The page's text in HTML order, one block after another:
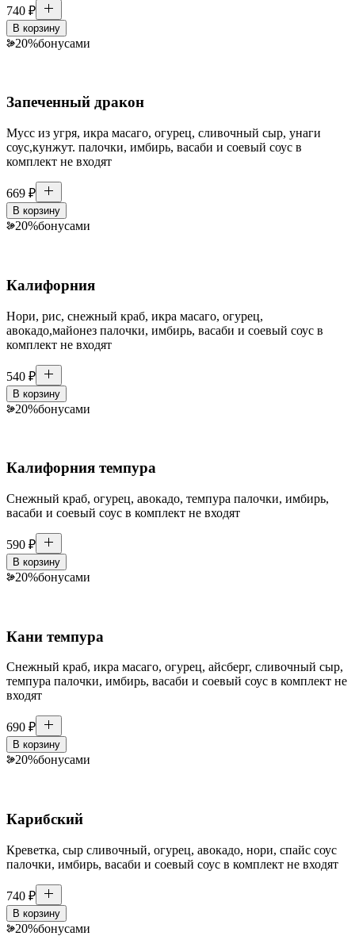
740 ₽
В корзину
20%бонусами
Запеченный дракон
Мусс из угря, икра масаго, огурец, сливочный сыр, унаги
соус,кунжут. палочки, имбирь, васаби и соевый соус в
комплект не входят
669 ₽
В корзину
20%бонусами
Калифорния
Нори, рис, снежный краб, икра масаго, огурец,
авокадо,майонез палочки, имбирь, васаби и соевый соус в
комплект не входят
540 ₽
В корзину
20%бонусами
Калифорния темпура
Снежный краб, огурец, авокадо, темпура палочки, имбирь,
васаби и соевый соус в комплект не входят
590 ₽
В корзину
20%бонусами
Кани темпура
Снежный краб, икра масаго, огурец, айсберг, сливочный сыр,
темпура палочки, имбирь, васаби и соевый соус в комплект не
входят
690 ₽
В корзину
20%бонусами
Карибский
Креветка, сыр сливочный, огурец, авокадо, нори, спайс соус
палочки, имбирь, васаби и соевый соус в комплект не входят
740 ₽
В корзину
20%бонусами